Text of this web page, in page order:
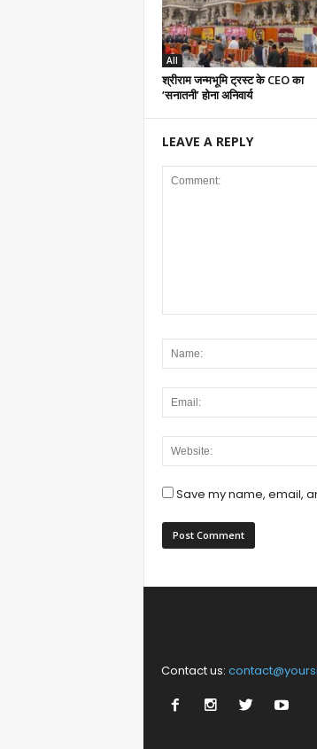
All
श्रीराम जन्मभूमि ट्रस्ट के CEO का
‘सनातनी’ होना अनिवार्य
LEAVE A REPLY
Save my name, email,
Contact us: